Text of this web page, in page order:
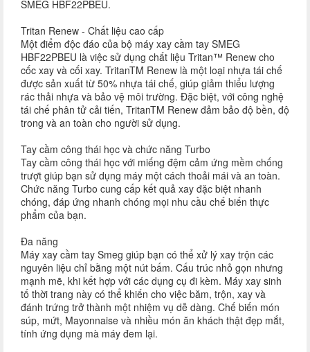
SMEG HBF22PBEU.
Tritan Renew - Chất liệu cao cấp
Một điểm độc đáo của bộ máy xay cầm tay SMEG
HBF22PBEU là việc sử dụng chất liệu Tritan™ Renew cho
cốc xay và cối xay. TritanTM Renew là một loại nhựa tái chế
được sản xuất từ 50% nhựa tái chế, giúp giảm thiểu lượng
rác thải nhựa và bảo vệ môi trường. Đặc biệt, với công nghệ
tái chế phân tử cải tiến, TritanTM Renew đảm bảo độ bền, độ
trong và an toàn cho người sử dụng.
Tay cầm công thái học và chức năng Turbo
Tay cầm công thái học với miếng đệm cảm ứng mềm chống
trượt giúp bạn sử dụng máy một cách thoải mái và an toàn.
Chức năng Turbo cung cấp kết quả xay đặc biệt nhanh
chóng, đáp ứng nhanh chóng mọi nhu cầu chế biến thực
phẩm của bạn.
Đa năng
Máy xay cầm tay Smeg giúp bạn có thể xử lý xay trộn các
nguyên liệu chỉ bằng một nút bấm. Cấu trúc nhỏ gọn nhưng
mạnh mẽ, khi kết hợp với các dụng cụ đi kèm. Máy xay sinh
tố thời trang này có thể khiến cho việc băm, trộn, xay và
đánh trứng trở thành một nhiệm vụ dễ dàng. Chế biến món
súp, mứt, Mayonnaise và nhiều món ăn khách thật đẹp mắt,
tính ứng dụng mà máy đem lại.